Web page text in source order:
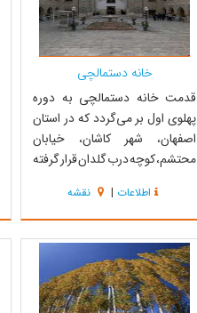
خانه دستمالچی
قدمت خانه دستمالچی به دوره
پهلوی اول بر می‌گردد که در استان
اصفهان، شهر کاشان، خیابان
محتشم، کوچه درب گلدان قرار گرفته
خانه‌های قدیم کاشان می‌باشد که
فاقد بخش‌های اندرونی و بیرونی
می‌باشد. معماری بنا به صورت چهار
طرف ساخت بوده و از فضاهای مهم
معماری این ...
اطلاعات | نقشه